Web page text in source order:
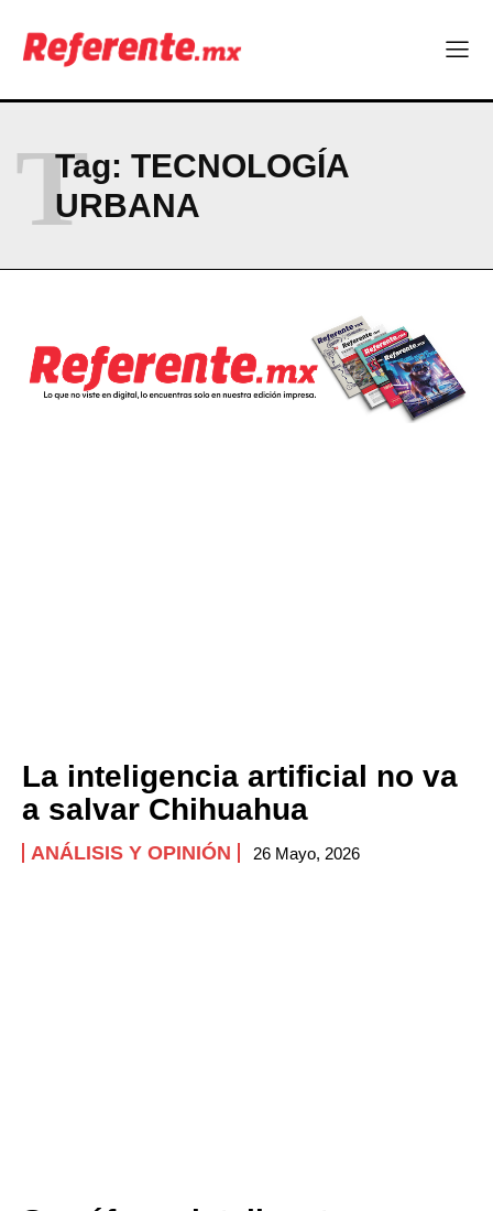
Tag: TECNOLOGÍA
URBANA
T
La inteligencia artificial no va
a salvar Chihuahua
ANÁLISIS Y OPINIÓN 26 Mayo, 2026